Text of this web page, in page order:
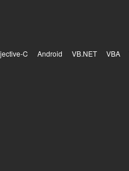
C Android VB.NET VBA